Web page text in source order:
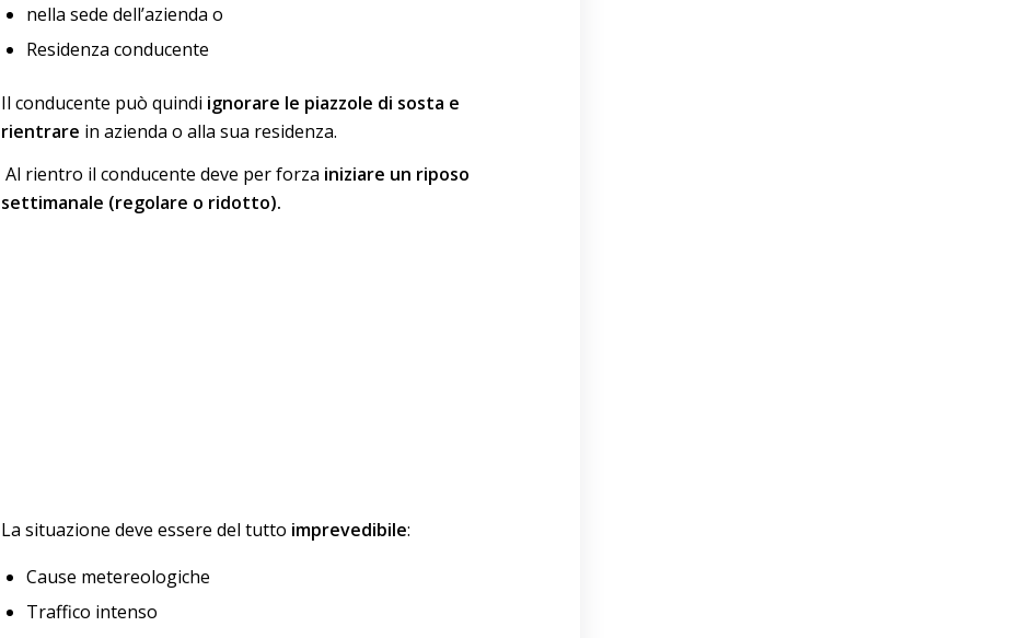
nella sede dell’azienda o
Residenza conducente
Il conducente può quindi ignorare le piazzole di sosta e
rientrare in azienda o alla sua residenza.
Al rientro il conducente deve per forza iniziare un riposo
settimanale (regolare o ridotto).
La situazione deve essere del tutto imprevedibile:
Cause metereologiche
Traffico intenso